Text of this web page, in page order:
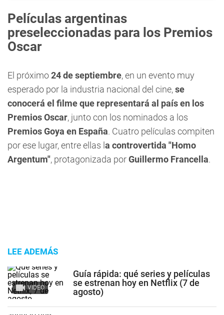
Películas argentinas
preseleccionadas para los Premios
Oscar
El próximo24 de septiembre, en un evento muy
esperado por la industria nacional del cine,se
conocerá el filme que representará al país en los
Premios Oscar, junto con los nominados a los
Premios Goya en España. Cuatro películas compiten
por ese lugar, entre ellas l a controvertida "Homo
Argentum", protagonizada porGuillermo Francella.
LEE ADEMÁS
VIDEO
Guía rápida: qué series y películas
se estrenan hoy en Netflix (7 de
agosto)